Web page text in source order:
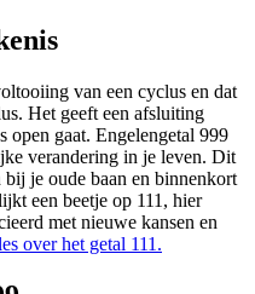
van een cyclus en dat
Het geeft een afsluiting
open gaat. Engelengetal 999
verandering in je leven. Dit
je oude baan en binnenkort
een beetje op 111, hier
met nieuwe kansen en
over het getal 111.